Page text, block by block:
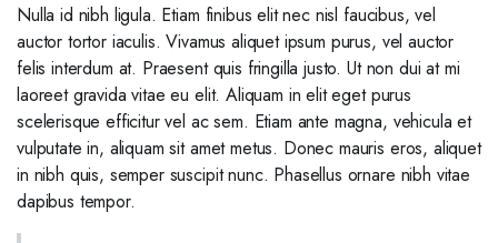
Nulla id nibh ligula. Etiam finibus elit nec nisl faucibus, vel
auctor tortor iaculis. Vivamus aliquet ipsum purus, vel auctor
felis interdum at. Praesent quis fringilla justo. Ut non dui at mi
laoreet gravida vitae eu elit. Aliquam in elit eget purus
scelerisque efficitur vel ac sem. Etiam ante magna, vehicula et
vulputate in, aliquam sit amet metus. Donec mauris eros, aliquet
in nibh quis, semper suscipit nunc. Phasellus ornare nibh vitae
dapibus tempor.